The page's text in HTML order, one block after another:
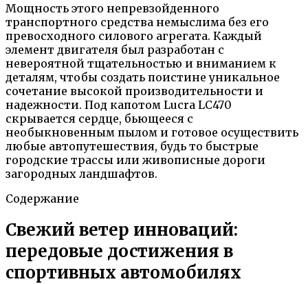
Мощность этого непревзойденного
транспортного средства немыслима без его
превосходного силового агрегата. Каждый
элемент двигателя был разработан с
невероятной тщательностью и вниманием к
деталям, чтобы создать поистине уникальное
сочетание высокой производительности и
надежности. Под капотом Lucra LC470
скрывается сердце, бьющееся с
необыкновенным пылом и готовое осуществить
любые автопутешествия, будь то быстрые
городские трассы или живописные дороги
загородных ландшафтов.
Содержание
Свежий ветер инноваций:
передовые достижения в
спортивных автомобилях